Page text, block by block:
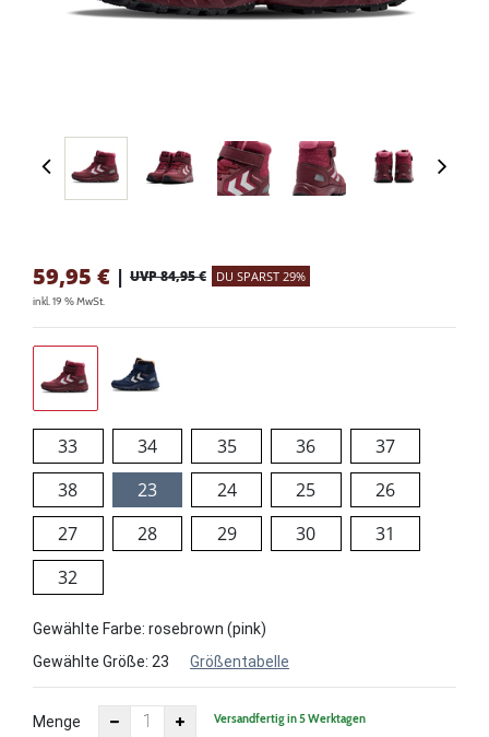
59,95 € | UVP 84,95 € DU SPARST 29%
inkl. 19 % MwSt.
33 34 35 36
37
38
23 24 25
26
27
28 29 30
31
32
Gewählte Farbe: rosebrown (pink)
Gewählte Größe: 23 Größentabelle
Menge Versandfertig in 5 Werktagen